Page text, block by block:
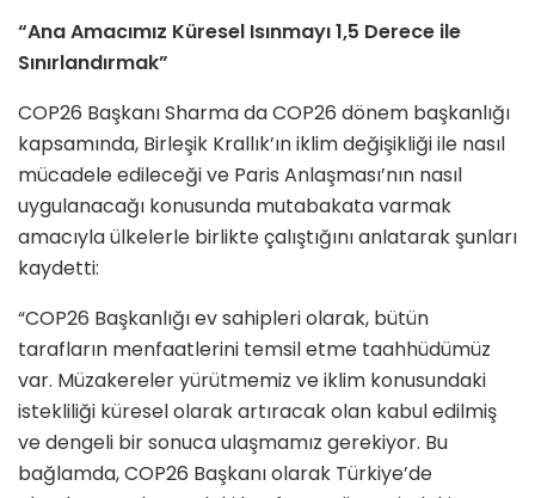
“Ana Amacımız Küresel Isınmayı 1,5 Derece ile
Sınırlandırmak”
COP26 Başkanı Sharma da COP26 dönem başkanlığı
kapsamında, Birleşik Krallık’ın iklim değişikliği ile nasıl
mücadele edileceği ve Paris Anlaşması’nın nasıl
uygulanacağı konusunda mutabakata varmak
amacıyla ülkelerle birlikte çalıştığını anlatarak şunları
kaydetti:
“COP26 Başkanlığı ev sahipleri olarak, bütün
tarafların menfaatlerini temsil etme taahhüdümüz
var. Müzakereler yürütmemiz ve iklim konusundaki
istekliliği küresel olarak artıracak olan kabul edilmiş
ve dengeli bir sonuca ulaşmamız gerekiyor. Bu
bağlamda, COP26 Başkanı olarak Türkiye’de